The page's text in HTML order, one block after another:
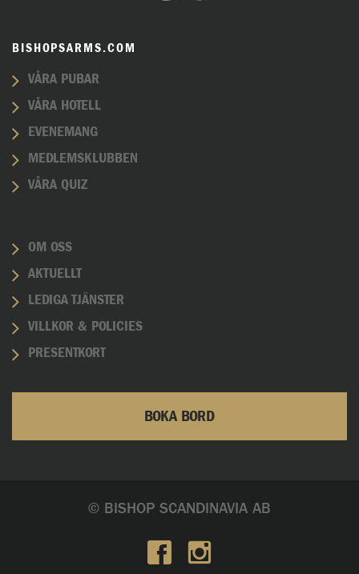
BISHOPSARMS.COM
VÅRA PUBAR
VÅRA HOTELL
EVENEMANG
MEDLEMSKLUBBEN
VÅRA QUIZ
OM OSS
AKTUELLT
LEDIGA TJÄNSTER
VILLKOR & POLICIES
PRESENTKORT
BOKA BORD
© BISHOP SCANDINAVIA AB